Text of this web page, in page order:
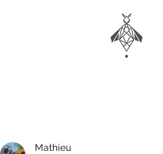
Mathieu